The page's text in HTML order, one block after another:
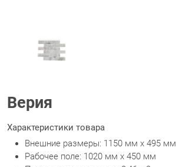
Верия
Характеристики товара
Внешние размеры: 1150 мм х 495 мм
Рабочее поле: 1020 мм х 450 мм